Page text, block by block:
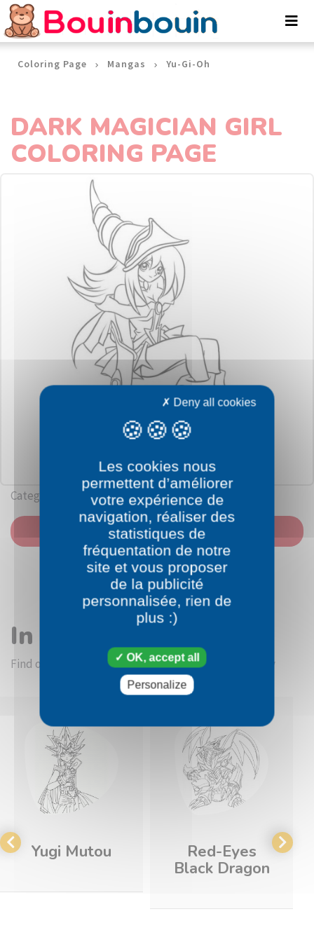
Coloring Page Mangas Yu-Gi-Oh
DARK MAGICIAN GIRL
COLORING PAGE
Category: Yu-Gi-Oh
PRINT
In the same category
Find other coloring pictures in the Yu-Gi-Oh category
Yugi Mutou
Red-Eyes
Black Dragon
Cookies management panel
Les cookies nous
permettent d’améliorer
votre expérience de
navigation, réaliser des
statistiques de
fréquentation de notre
site et vous proposer
de la publicité
personnalisée, rien de
plus :)
OK, accept all
Deny all cookies
Personalize